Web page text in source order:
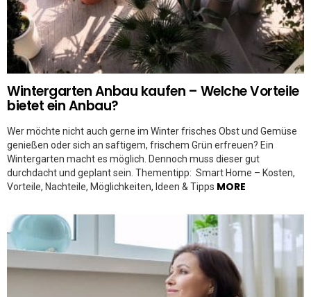
Wintergarten Anbau kaufen – Welche Vorteile
bietet ein Anbau?
Wer möchte nicht auch gerne im Winter frisches Obst und Gemüse
genießen oder sich an saftigem, frischem Grün erfreuen? Ein
Wintergarten macht es möglich. Dennoch muss dieser gut
durchdacht und geplant sein. Thementipp: Smart Home – Kosten,
Vorteile, Nachteile, Möglichkeiten, Ideen & Tipps MORE